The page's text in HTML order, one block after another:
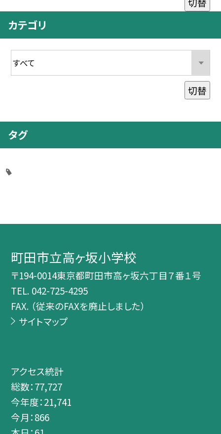
カテゴリ
切替
タグ
町田市立高ヶ坂小学校
〒194-0014東京都町田市高ヶ坂六丁目７番１号
TEL. 042-725-4295
FAX. （従来のFAXを廃止しました）
サイトマップ
アクセス統計
総数：77,727
今年度：21,741
今月：866